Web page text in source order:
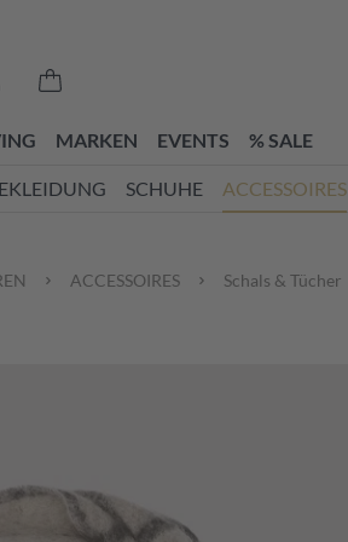
0 Produkte auf dem Merkzettel
MARKEN EVENTS % SALE
SCHUHE ACCESSOIRES
ACCESSOIRES Schals & Tücher